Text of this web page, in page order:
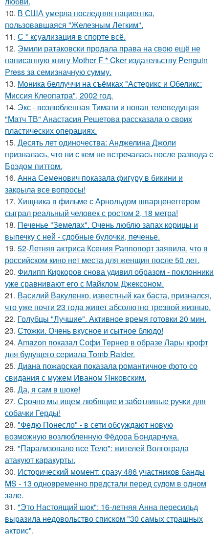
10. В США умерла последняя пациентка,
пользовавшаяся "Железным Легким".
11. С * ксуализация в спорте всё.
12. Эмили ратаковски продала права на свою ещё не
написанную книгу Mother F * Cker издательству Penguin
Press за семизначную сумму.
13. Моника беллуччи на съёмках "Астерикс и Обеликс:
Миссия Клеопатра", 2002 год.
14. Экс - возлюбленная Тимати и новая телеведущая
"Матч ТВ" Анастасия Решетова рассказала о своих
пластических операциях.
15. Десять лет одиночества: Анджелина Джоли
призналась, что ни с кем не встречалась после развода с
Брэдом питтом.
16. Анна Семенович показала фигуру в бикини и
закрыла все вопросы!
17. Хищника в фильме с Арнольдом шварценеггером
сыграл реальный человек с ростом 2, 18 метра!
18. Печенье "Земелах". Очень люблю запах корицы и
выпечку с ней - сдобные булочки, печенье.
19. 52-Летняя актриса Ксения Раппопорт заявила, что в
российском кино нет места для женщин после 50 лет.
20. Филипп Киркоров снова удивил образом - поклонники
уже сравнивают его с Майклом Джексоном.
21. Василий Вакуленко, известный как баста, признался,
что уже почти 23 года живет абсолютно трезвой жизнью.
22. Голубцы "Лучшие". Активное время готовки 20 мин.
23. Стожки. Очень вкусное и сытное блюдо!
24. Amazon показал Софи Тернер в образе Лары крофт
для будущего сериала Tomb Raider.
25. Диана пожарская показала романтичное фото со
свидания с мужем Иваном Янковским.
26. Да, я сам в шоке!
27. Срочно мы ищем любящие и заботливые ручки для
собачки Герды!
28. "Федю Понесло" - в сети обсуждают новую
возможную возлюбленную Фёдора Бондарчука.
29. "Пapализовало все Тело": жителей Волгограда
атакуют каракурты.
30. Исторический момент: сразу 486 участников банды
MS - 13 одновременно предстали перед судом в одном
зале.
31. "Это Настоящий шок": 16-летняя Анна пересильд
выразила недовольство списком "30 самых страшных
актрис".